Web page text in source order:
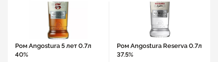
Ром Angostura 5 лет 0.7л
40%
Ром Angostura Reserva 0.7л
37.5%